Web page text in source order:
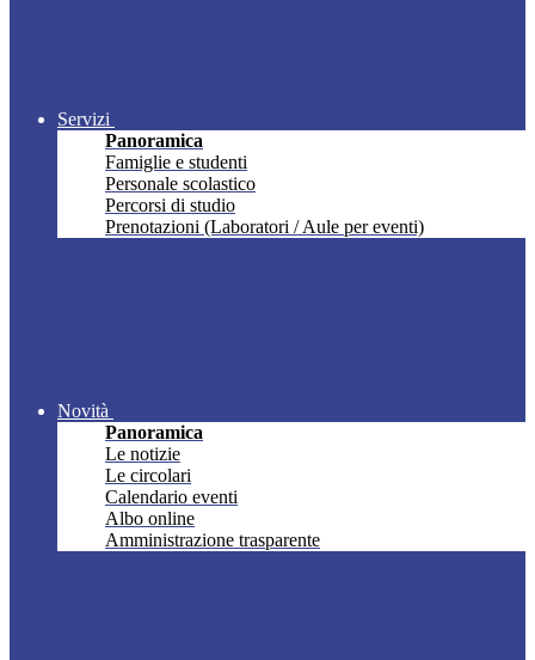
Servizi
Panoramica
Famiglie e studenti
Personale scolastico
Percorsi di studio
Prenotazioni (Laboratori / Aule per eventi)
Novità
Panoramica
Le notizie
Le circolari
Calendario eventi
Albo online
Amministrazione trasparente